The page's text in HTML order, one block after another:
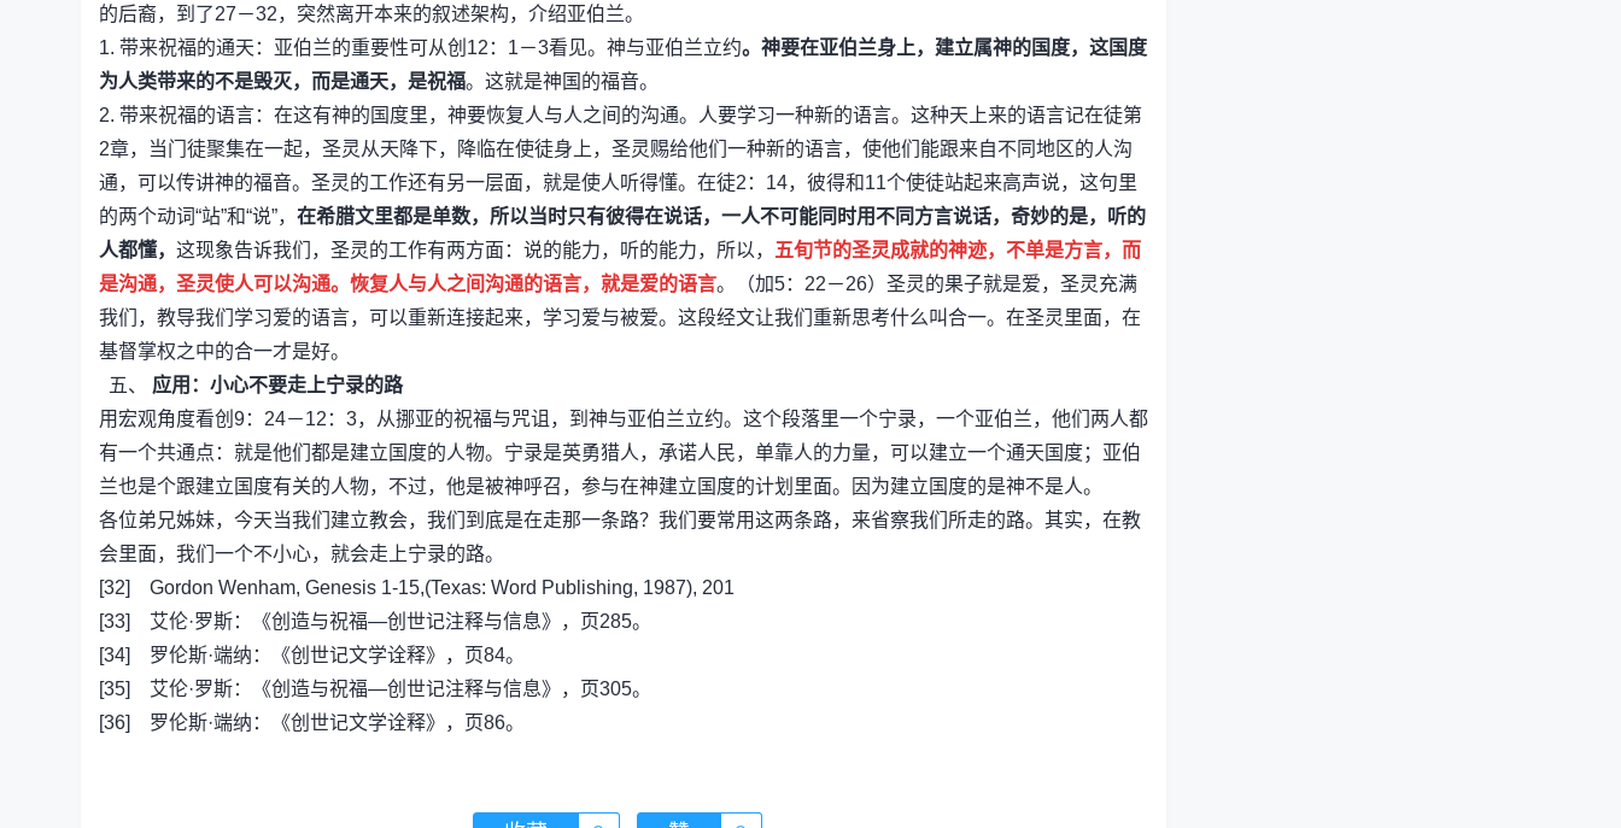
的后裔，到了27－32，突然离开本来的叙述架构，介绍亚伯兰。
1. 带来祝福的通天：亚伯兰的重要性可从创12：1－3看见。神与亚伯兰立约。神要在亚伯兰身上，建立属神的国度，这国度
为人类带来的不是毁灭，而是通天，是祝福。这就是神国的福音。
2. 带来祝福的语言：在这有神的国度里，神要恢复人与人之间的沟通。人要学习一种新的语言。这种天上来的语言记在徒第
2章，当门徒聚集在一起，圣灵从天降下，降临在使徒身上，圣灵赐给他们一种新的语言，使他们能跟来自不同地区的人沟
通，可以传讲神的福音。圣灵的工作还有另一层面，就是使人听得懂。在徒2：14，彼得和11个使徒站起来高声说，这句里
的两个动词“站”和“说”， 在希腊文里都是单数，所以当时只有彼得在说话，一人不可能同时用不同方言说话，奇妙的是，听的
人都懂， 这现象告诉我们，圣灵的工作有两方面：说的能力，听的能力，所以，
五旬节的圣灵成就的神迹，不单是方言，而
是沟通，圣灵使人可以沟通。恢复人与人之间沟通的语言，就是爱的语言。（加5：22－26）圣灵的果子就是爱，圣灵充满
我们，教导我们学习爱的语言，可以重新连接起来，学习爱与被爱。这段经文让我们重新思考什么叫合一。在圣灵里面，在
基督掌权之中的合一才是好。
五、
应用：小心不要走上宁录的路
用宏观角度看创9：24－12：3，从挪亚的祝福与咒诅，到神与亚伯兰立约。这个段落里一个宁录，一个亚伯兰，他们两人都
有一个共通点：就是他们都是建立国度的人物。宁录是英勇猎人，承诺人民，单靠人的力量，可以建立一个通天国度；亚伯
兰也是个跟建立国度有关的人物，不过，他是被神呼召，参与在神建立国度的计划里面。因为建立国度的是神不是人。
各位弟兄姊妹，今天当我们建立教会，我们到底是在走那一条路？我们要常用这两条路，来省察我们所走的路。其实，在教
会里面，我们一个不小心，就会走上宁录的路。
[32] Gordon Wenham, Genesis 1-15,(Texas: Word Publishing, 1987), 201
[33] 艾伦·罗斯：《创造与祝福—创世记注释与信息》，页285。
[34] 罗伦斯·端纳：《创世记文学诠释》，页84。
[35] 艾伦·罗斯：《创造与祝福—创世记注释与信息》，页305。
[36] 罗伦斯·端纳：《创世记文学诠释》，页86。